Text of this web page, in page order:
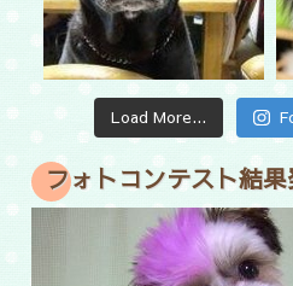
Load More...
フォトコンテスト結果